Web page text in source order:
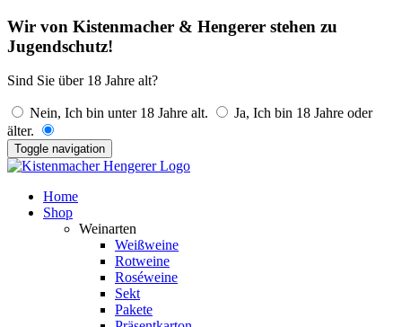
Wir von Kistenmacher & Hengerer stehen zu
Jugendschutz!
Sind Sie über 18 Jahre alt?
Nein, Ich bin unter 18 Jahre alt.
Ja, Ich bin 18 Jahre oder
älter.
Toggle navigation
Home
Shop
Weinarten
Weißweine
Rotweine
Roséweine
Sekt
Pakete